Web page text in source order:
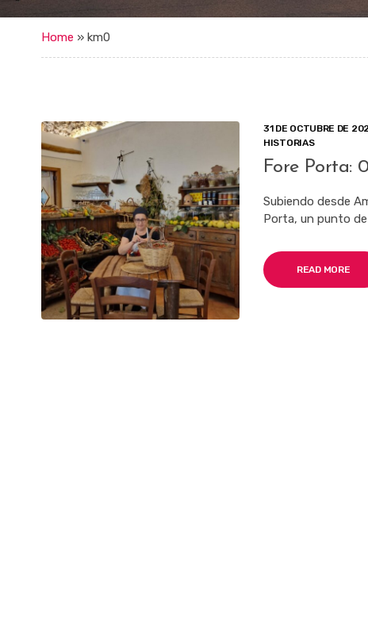
Home » km0
31 DE OCTUBRE DE
HISTORIAS
Fore Porta:
Subiendo desde
Porta, un punto
READ MORE